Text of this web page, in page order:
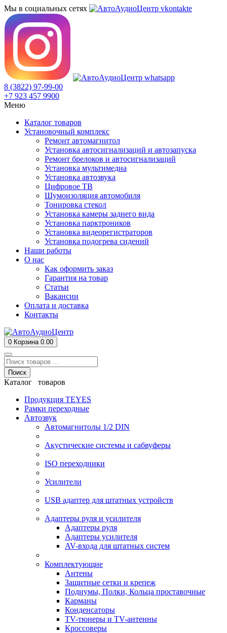
Мы в социальных сетях
8 (3822) 97-99-00
+7 923 457 9900
Меню
Каталог товаров
Установочный комплекс
Ремонт автомагнитол
Установка автосигнализаций и автозапуска
Ремонт брелоков и автосигнализаций
Установка мультимедиа
Установка автозвука
Цифровое ТВ
Шумоизоляция автомобиля
Тонировка стекол
Установка камеры заднего вида
Установка парктроников
Установка видеорегистраторов
Установка подогрева сидений
Наши работы
О нас
Как оформить заказ
Гарантия на товар
Статьи
Вакансии
Оплата и доставка
Контакты
0 Корзина 0.00
Поиск
Каталог товаров
Продукция TEYES
Рамки переходные
Автозвук
Автомагнитолы 1/2 DIN
Акустические системы и сабвуферы
ISO переходники
Усилители
USB адаптер для штатных устройств
Адаптеры руля и усилителя
Адаптеры руля
Адаптеры усилителя
AV-входа для штатных систем
Комплектующие
Антены
Защитные сетки и крепеж
Подиумы, Полки, Кольца проставочные
Карманы
Конденсаторы
TV-тюнеры и TV-антенны
Кроссоверы